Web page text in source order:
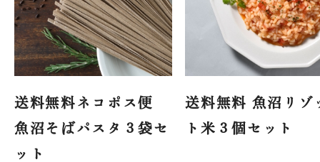
送料無料ネコポス便
魚沼そばパスタ３袋セ
ット
送料無料 魚沼リゾ
ト米３個セット